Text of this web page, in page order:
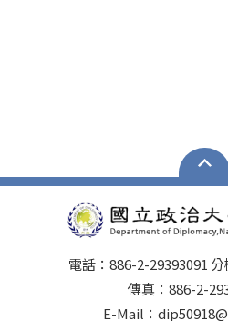
電話：886-2-29393091
傳真：886-2-
E-Mail：